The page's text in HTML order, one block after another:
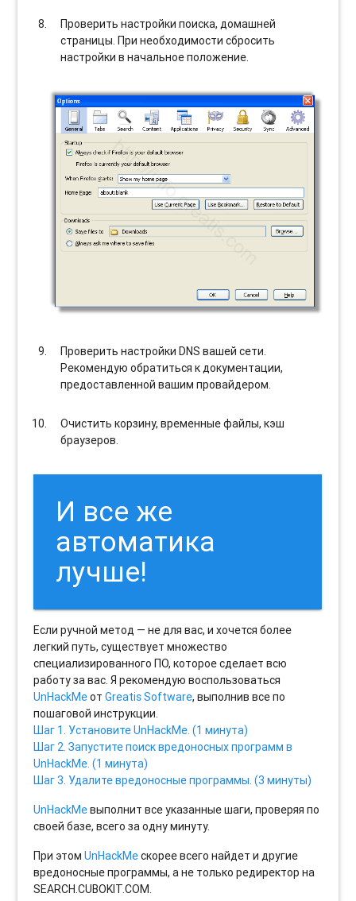
Проверить настройки поиска, домашней
страницы. При необходимости сбросить
настройки в начальное положение.
Проверить настройки DNS вашей сети.
Рекомендую обратиться к документации,
предоставленной вашим провайдером.
Очистить корзину, временные файлы, кэш
браузеров.
И все же
автоматика
лучше!
Если ручной метод — не для вас, и хочется более
легкий путь, существует множество
специализированного ПО, которое сделает всю
работу за вас. Я рекомендую воспользоваться
UnHackMeотGreatis Software, выполнив все по
пошаговой инструкции.
Шаг 1. Установите UnHackMe. (1 минута)
Шаг 2. Запустите поиск вредоносных программ в
UnHackMe. (1 минута)
Шаг 3. Удалите вредоносные программы. (3 минуты)
UnHackMeвыполнит все указанные шаги, проверяя по
своей базе, всего за одну минуту.
При этомUnHackMeскорее всего найдет и другие
вредоносные программы, а не только редиректор на
SEARCH.CUBOKIT.COM.